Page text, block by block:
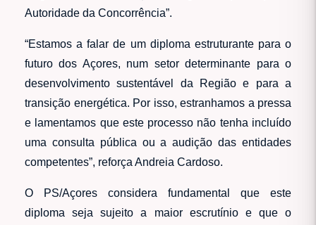
Autoridade da Concorrência”.
“Estamos a falar de um diploma estruturante para o
futuro dos Açores, num setor determinante para o
desenvolvimento sustentável da Região e para a
transição energética. Por isso, estranhamos a pressa
e lamentamos que este processo não tenha incluído
uma consulta pública ou a audição das entidades
competentes”, reforça Andreia Cardoso.
O PS/Açores considera fundamental que este
diploma seja sujeito a maior escrutínio e que o